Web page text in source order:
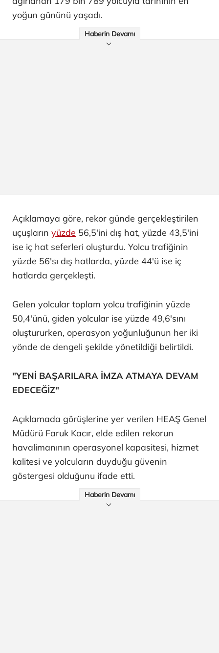
yoğun gününü yaşadı.
Haberin Devamı
Açıklamaya göre, rekor günde gerçekleştirilen
uçuşların yüzde 56,5'ini dış hat, yüzde 43,5'ini
ise iç hat seferleri oluşturdu. Yolcu trafiğinin
yüzde 56'sı dış hatlarda, yüzde 44'ü ise iç
hatlarda gerçekleşti.
Gelen yolcular toplam yolcu trafiğinin yüzde
50,4'ünü, giden yolcular ise yüzde 49,6'sını
oluştururken, operasyon yoğunluğunun her iki
yönde de dengeli şekilde yönetildiği belirtildi.
"YENİ BAŞARILARA İMZA ATMAYA DEVAM
EDECEĞİZ"
Açıklamada görüşlerine yer verilen HEAŞ Genel
Müdürü Faruk Kacır, elde edilen rekorun
havalimanının operasyonel kapasitesi, hizmet
kalitesi ve yolcuların duyduğu güvenin
göstergesi olduğunu ifade etti.
Haberin Devamı